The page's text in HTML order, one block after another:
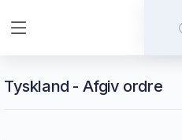
Tyskland - Afgiv ordre